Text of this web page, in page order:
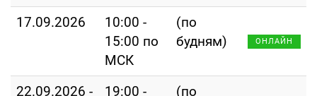
17.09.2026
10:00 -
15:00 по
МСК
(по
будням)
ОНЛАЙН
22.09.2026 -
19:00 -
(по